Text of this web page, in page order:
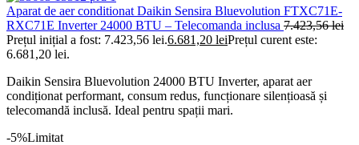
Aparat de aer conditionat Daikin Sensira Bluevolution FTXC71E-
RXC71E Inverter 24000 BTU – Telecomanda inclusa 7.423,56lei
Prețul inițial a fost: 7.423,56 lei.6.681,20 leiPrețul curent este:
6.681,20 lei.
Daikin Sensira Bluevolution 24000 BTU Inverter, aparat aer
condiționat performant, consum redus, funcționare silențioasă și
telecomandă inclusă. Ideal pentru spații mari.
-5%Limitat